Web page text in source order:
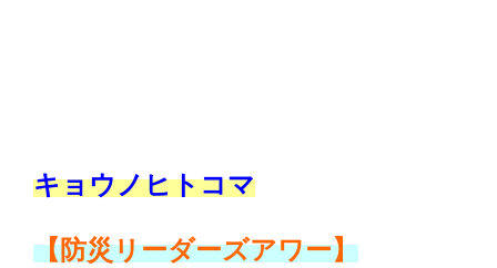
キョウノヒトコマ
【防災リーダーズアワー】